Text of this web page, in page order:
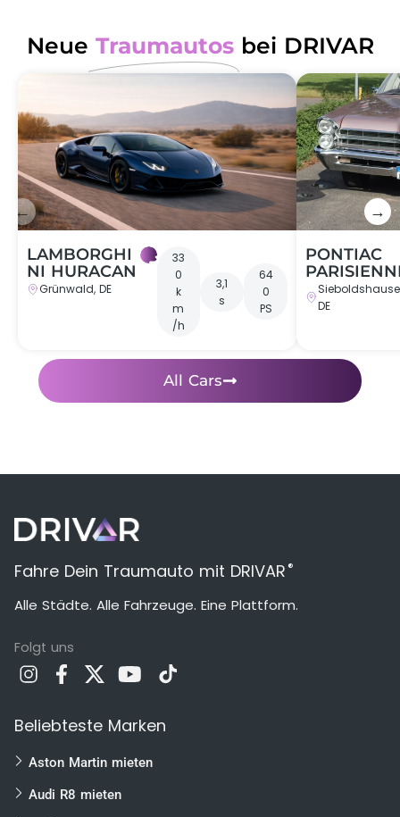
Neue Traumautos bei DRIVAR
←
LAMBORGHI
NI HURACAN
Grünwald, DE
33
0
k
m
/h
3,1
s
64
0
PS
PONTIAC
DE
→
All Cars
Fahre Dein Traumauto mit DRIVAR ®
Alle Städte. Alle Fahrzeuge. Eine Plattform.
Folgt uns
Beliebteste Marken
Aston Martin mieten
Audi R8 mieten